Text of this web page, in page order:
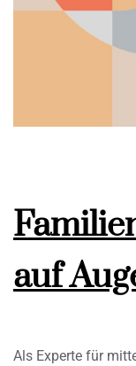
auf
Als Experte für